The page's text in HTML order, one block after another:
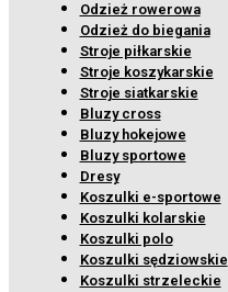
Odzież rowerowa
Odzież do biegania
Stroje piłkarskie
Stroje koszykarskie
Stroje siatkarskie
Bluzy cross
Bluzy hokejowe
Bluzy sportowe
Dresy
Koszulki e-sportowe
Koszulki kolarskie
Koszulki polo
Koszulki sędziowskie
Koszulki strzeleckie